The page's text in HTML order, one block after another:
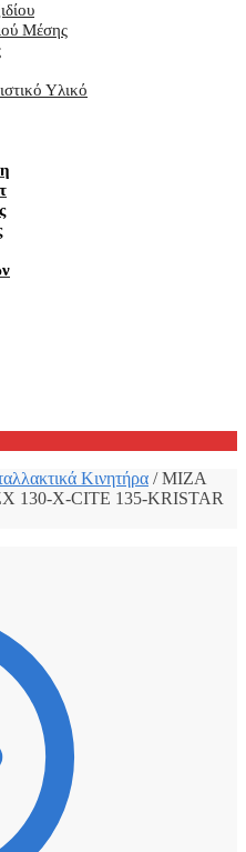
Μέσης
Υλικό
Κινητήρα /ΜΙΖΑ
130-X-CITE 135-KRISTAR